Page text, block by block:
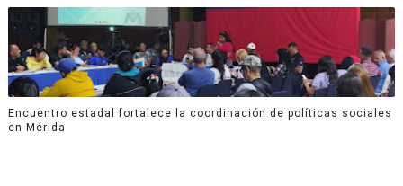
Encuentro estadal fortalece la coordinación de políticas sociales
en Mérida